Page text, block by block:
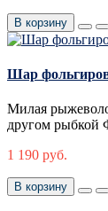
В корзину
Шар
Милая
другом рыбкой
1 190 руб.
В корзину